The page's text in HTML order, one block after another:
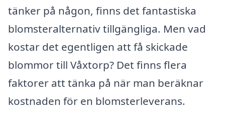
tänker på någon, finns det fantastiska
blomsteralternativ tillgängliga. Men vad
kostar det egentligen att få skickade
blommor till Våxtorp? Det finns flera
faktorer att tänka på när man beräknar
kostnaden för en blomsterleverans.